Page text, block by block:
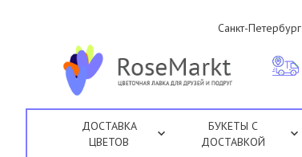
Санкт-Петербург
ДОСТАВКА
ЦВЕТОВ
БУКЕТЫ С
ДОСТАВКОЙ